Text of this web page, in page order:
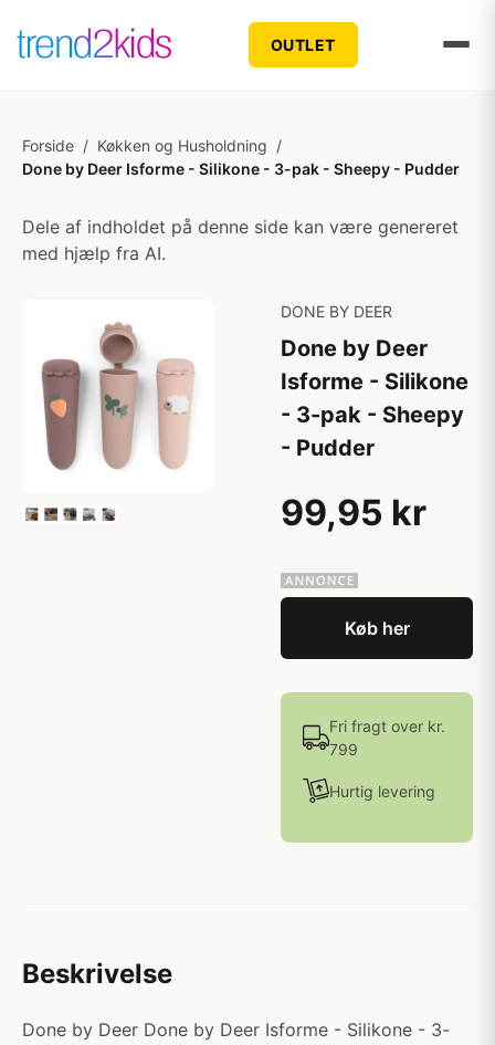
OUTLET
Forside / Køkken og Husholdning /
Done by Deer Isforme - Silikone - 3-pak - Sheepy - Pudder
Dele af indholdet på denne side kan være genereret
med hjælp fra AI.
DONE BY DEER
Done by Deer
Isforme - Silikone
- 3-pak - Sheepy
- Pudder
99,95 kr
Køb her
Fri fragt over kr.
799
Hurtig levering
Beskrivelse
Done by Deer Done by Deer Isforme - Silikone - 3-